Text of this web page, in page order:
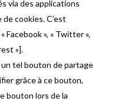
via des applications
cookies. C’est
Facebook », « Twitter »,
»].
tel bouton de partage
grâce à ce bouton,
bouton lors de la